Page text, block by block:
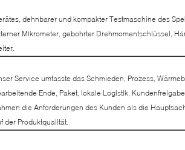
dehnbarer und kompakter Testmaschine des
Mikrometer, gebohrter Drehmomentschlüssel,
Service umfasste das Schmieden, Prozess,
Ende, Paket, lokale Logistik,
die Anforderungen des Kunden als die
der Produktqualität.